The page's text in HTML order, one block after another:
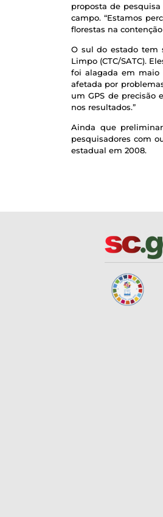
proposta de
campo. “Estamos
florestas na
O sul do estado tem
Limpo (CTC/SATC).
foi alagada em maio
afetada por
um GPS de precisão
nos resultados.”
Ainda que
pesquisadores com
estadual em 2008.